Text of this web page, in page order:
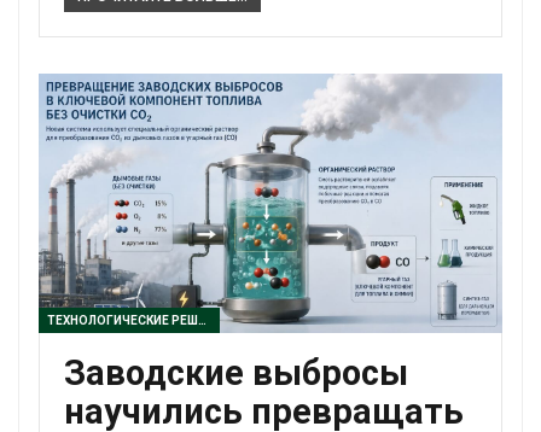
ТЕХНОЛОГИЧЕСКИЕ РЕШЕНИЯ
Заводские выбросы
научились превращать